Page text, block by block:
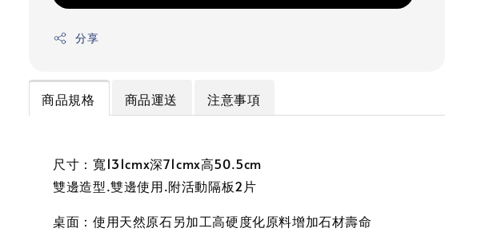
分享
商品規格 商品運送 注意事項
尺寸：寬131cmx深71cmx高50.5cm
雙邊造型.雙邊使用.附活動隔板2片
桌面：使用天然原石另加工高硬度化原料增加石材壽命